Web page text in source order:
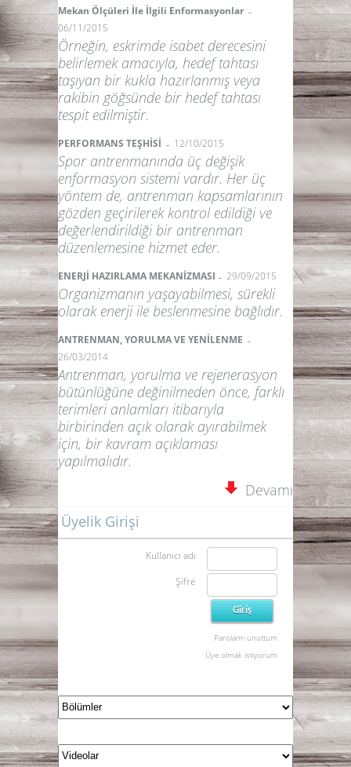
Mekan Ölçüleri İle İlgili Enformasyonlar -
06/11/2015
Örneğin, eskrimde isabet derecesini
belirlemek amacıyla, hedef tahtası
taşıyan bir kukla hazırlanmış veya
rakibin göğsünde bir hedef tahtası
tespit edilmiştir.
PERFORMANS TEŞHİSİ - 12/10/2015
Spor antrenmanında üç değişik
enformasyon sistemi vardır. Her üç
yöntem de, antrenman kapsamlarının
gözden geçirilerek kontrol edildiği ve
değerlendirildiği bir antrenman
düzenlemesine hizmet eder.
ENERJİ HAZIRLAMA MEKANİZMASI - 29/09/2015
Organizmanın yaşayabilmesi, sürekli
olarak enerji ile beslenmesine bağlıdır.
ANTRENMAN, YORULMA VE YENİLENME -
26/03/2014
Antrenman, yorulma ve rejenerasyon
bütünlüğüne değinilmeden önce, farklı
terimleri anlamları itibarıyla
birbirinden açık olarak ayırabilmek
için, bir kavram açıklaması
yapılmalıdır.
Devamı
Üyelik Girişi
Kullanıcı adı
Şifre
Parolamı unuttum
Üye olmak istiyorum